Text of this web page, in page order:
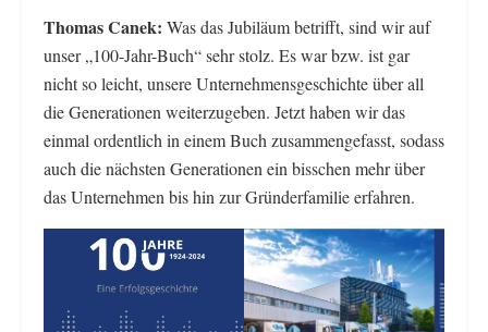
Thomas Canek: Was das Jubiläum betrifft, sind wir auf
unser „100-Jahr-Buch“ sehr stolz. Es war bzw. ist gar
nicht so leicht, unsere Unternehmensgeschichte über all
die Generationen weiterzugeben. Jetzt haben wir das
einmal ordentlich in einem Buch zusammengefasst, sodass
auch die nächsten Generationen ein bisschen mehr über
das Unternehmen bis hin zur Gründerfamilie erfahren.